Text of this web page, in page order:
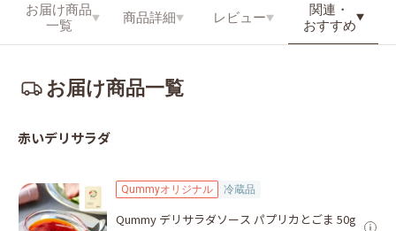
お届け商品
一覧
商品詳細 レビュー
関連・
おすすめ
お届け商品一覧
赤いデリサラダ
Qummyオリジナル 冷蔵品
Qummy デリサラダソース パプリカとごま 50g